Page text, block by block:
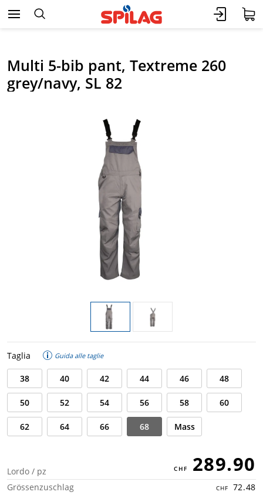
Multi 5-bib pant, Textreme 260
grey/navy, SL 82
Taglia Guida alle taglie
38 40 42 44 46 48
50 52 54 56 58 60
62 64 66 68 Mass
Lordo / pz 289.90
Grössenzuschlag 72.48